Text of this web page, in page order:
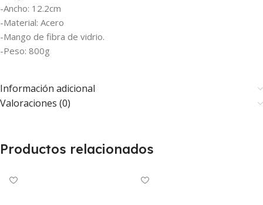
-Ancho: 12.2cm
-Material: Acero
-Mango de fibra de vidrio.
-Peso: 800g
Información adicional
Valoraciones (0)
Productos relacionados